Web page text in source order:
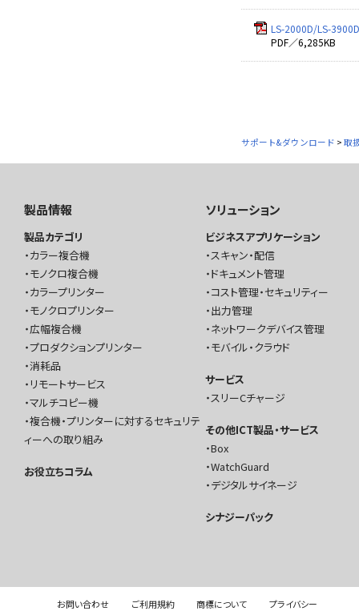
LS-2000D/LS-
PDF／6,285KB
サポート&ダウンロード > 取
製品情報
製品カテゴリ
カラー複合機
モノクロ複合機
カラープリンター
モノクロプリンター
広幅複合機
プロダクションプリンター
消耗品
リモートサービス
マルチコピー機
複合機・プリンターに対するセキュリテ
ィーへの取り組み
お役立ちコラム
ソリューション
ビジネスアプリケーション
スキャン・配信
ドキュメント管理
コスト管理・セキュリティー
出力管理
ネットワークデバイス管理
モバイル・クラウド
サービス
スリーCチャージ
その他ICT製品・サービス
Box
WatchGuard
デジタルサイネージ
シナジーパック
お問い合わせ ご利用規約 商標について プライバシー